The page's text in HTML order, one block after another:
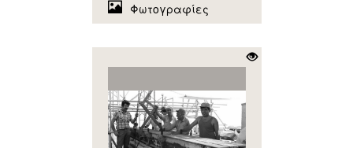
Φωτογραφίες